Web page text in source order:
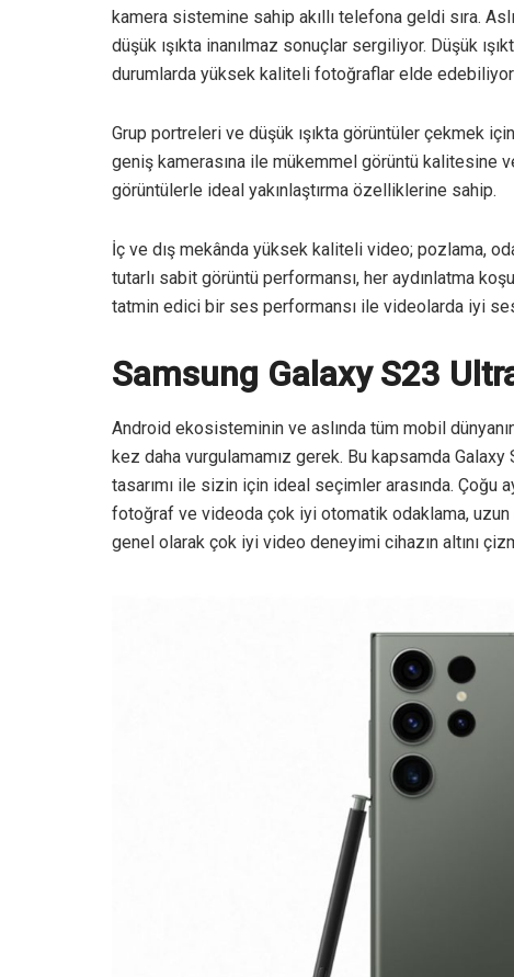
kamera sistemine sahip akıllı telefona geldi sıra.
düşük ışıkta inanılmaz sonuçlar sergiliyor. Düşük
durumlarda yüksek kaliteli fotoğraflar elde
Grup portreleri ve düşük ışıkta görüntüler çekmek
geniş kamerasına ile mükemmel görüntü kalitesine
görüntülerle ideal yakınlaştırma özelliklerine sahip.
İç ve dış mekânda yüksek kaliteli video; pozlama,
tutarlı sabit görüntü performansı, her aydınlatma
tatmin edici bir ses performansı ile videolarda iyi
Samsung Galaxy S23
Android ekosisteminin ve aslında tüm mobil
kez daha vurgulamamız gerek. Bu kapsamda
tasarımı ile sizin için ideal seçimler arasında. Çoğu
fotoğraf ve videoda çok iyi otomatik odaklama,
genel olarak çok iyi video deneyimi cihazın altını